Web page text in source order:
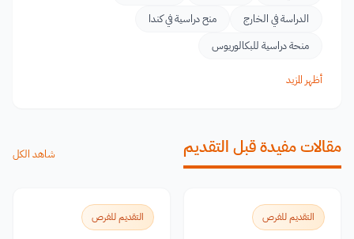
الدراسة في الخارج
منح دراسية في كندا
منحة دراسية للبكالوريوس
أظهر المزيد
مقالات مفيدة قبل التقديم شاهد الكل
التقديم للفرص التقديم للفرص